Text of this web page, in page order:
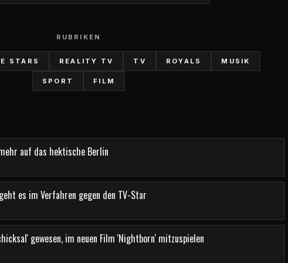
RUBRIKEN
STARS REALITY TV TV ROYALS MUSIK
SPORT FILM
auf das hektische Berlin
es im Verfahren gegen den TV-Star
gewesen, im neuen Film 'Nightborn' mitzuspielen